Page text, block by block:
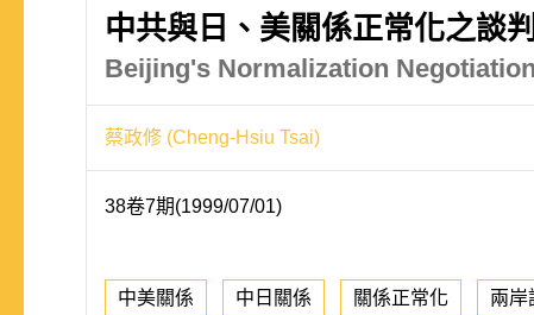
中共與日、美關係正常化之談
Beijing's Normalization
蔡政修 (Cheng-Hsiu Tsai)
38卷7期(1999/07/01)
中美關係 中日關係 關係正常化 兩岸